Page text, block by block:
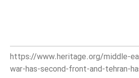
https://www.heritage.org/middle-
war-has-second-front-and-tehran-